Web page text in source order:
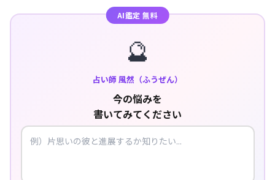
AI鑑定 無料
🔮
占い師 風然（ふうぜん）
今の悩みを
書いてみてください